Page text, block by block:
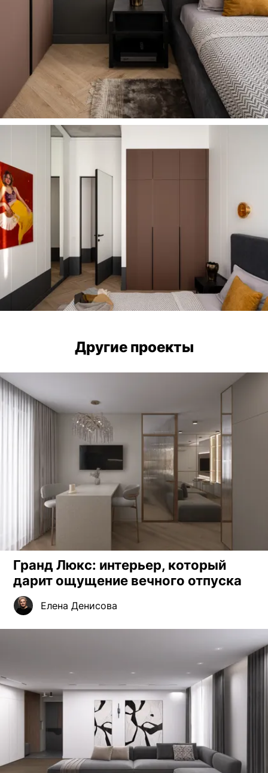
Другие проекты
Гранд Люкс: интерьер, который
дарит ощущение вечного отпуска
Елена Денисова